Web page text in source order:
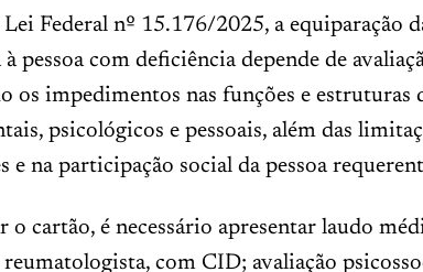
Federal nº 15.176/2025, a equiparação
pessoa com deficiência depende de
os impedimentos nas funções e estruturas
psicológicos e pessoais, além das
e na participação social da pessoa
o cartão, é necessário apresentar laudo
com CID; avaliação